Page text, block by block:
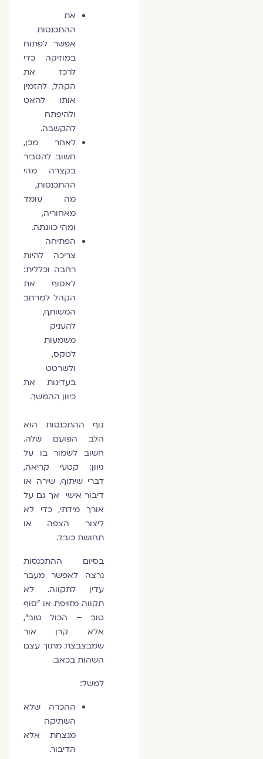
את
ההתכנסות
אפשר לפתוח
במוזיקה כדי
לרכז את
הקהל, להזמין
אותו להאט
ולהיפתח
להקשבה.
לאחר מכן,
חשוב להסביר
בקצרה מהי
ההתכנסות,
מה עומד
מאחוריה,
ומהי כוונתה.
הפתיחה
צריכה להיות
רחבה וכללית:
לאסוף את
הקהל למרחב
המשותף,
להעניק
משמעות
לטקס,
ולשרטט
בעדינות את
כיוון ההמשך.
גוף ההתכנסות הוא
הלב הפועם שלה.
חשוב לשמור בו על
גיוון: קטעי קריאה,
דברי שיתוף, שירה או
דיבור אישי אך גם על
אורך מידתי, כדי לא
ליצור הצפה או
תחושת כובד.
בסיום ההתכנסות
נרצה לאפשר מעבר
עדין לתקווה. לא
תקווה מזויפת או ״סוף
טוב – הכול טוב״,
אלא קרן אור
שמבצבצת מתוך עצם
השהות בכאב.
למשל:
ההכרה שלא
השתיקה
מנצחת אלא
הדיבור.